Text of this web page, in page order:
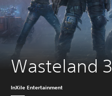
Wasteland 3
InXile Entertainment